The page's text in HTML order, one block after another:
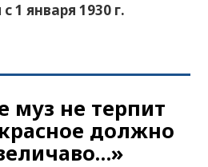
1 января 1930 г.
муз не терпит
должно